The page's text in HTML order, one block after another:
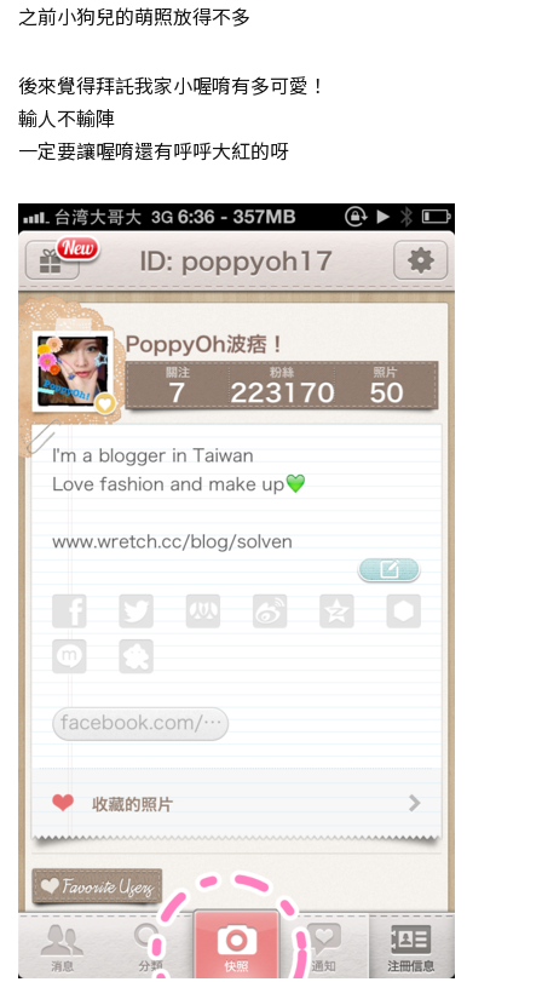
之前小狗兒的萌照放得不多
後來覺得拜託我家小喔唷有多可愛！
輸人不輸陣
一定要讓喔唷還有呼呼大紅的呀